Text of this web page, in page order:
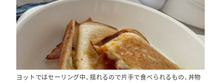
ヨットではセーリング中、揺れるので片手で食べられるもの、丼物